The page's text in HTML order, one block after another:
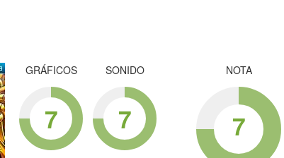
GRÁFICOS
7
SONIDO
7
NOTA
7